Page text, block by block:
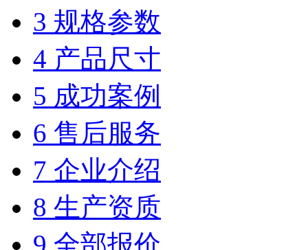
3 规格参数
4 产品尺寸
5 成功案例
6 售后服务
7 企业介绍
8 生产资质
9 全部报价